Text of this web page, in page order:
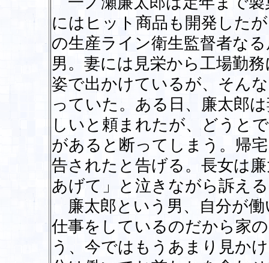
にはヒット商品も開発した
の生産ライン衛生監督者な
男。妻には見栄から工場勤
姿で出かけているが、そん
っていた。ある日、廉太郎
しいと頼まれたが、どうと
があると断ってしまう。帰
告されたと告げる。長女は
あげて」と泣きながら訴え
廉太郎という男、自分が
仕事をしているのだから家
う、今ではもうあまり見か